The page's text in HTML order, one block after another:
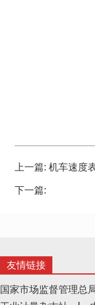
上一篇: 机车速度
下一篇:
友情链接
国家市场监督管理总